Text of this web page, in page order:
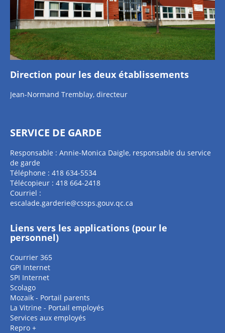
Direction pour les deux établissements
Jean-Normand Tremblay, directeur
SERVICE DE GARDE
Responsable : Annie-Monica Daigle, responsable du service
de garde
Téléphone : 418 634-5534
Télécopieur : 418 664-2418
Courriel :
escalade.garderie@cssps.gouv.qc.ca
Liens vers les applications (pour le
personnel)
Courrier 365
GPI Internet
SPI Internet
Scolago
Mozaik - Portail parents
La Vitrine - Portail employés
Services aux employés
Repro +